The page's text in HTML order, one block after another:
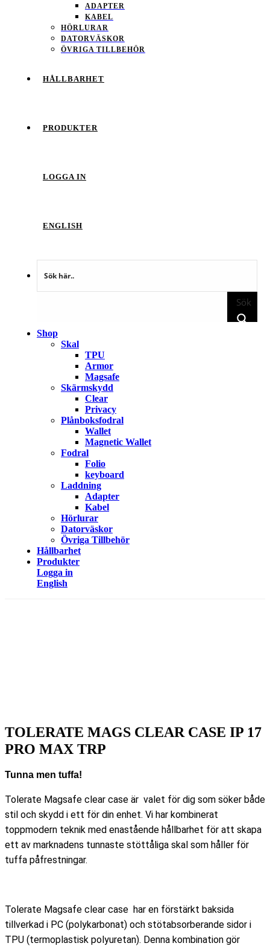
ADAPTER
KABEL
HÖRLURAR
DATORVÄSKOR
ÖVRIGA TILLBEHÖR
HÅLLBARHET
PRODUKTER
LOGGA IN
ENGLISH
Sök
Shop
Skal
TPU
Armor
Magsafe
Skärmskydd
Clear
Privacy
Plånboksfodral
Wallet
Magnetic Wallet
Fodral
Folio
keyboard
Laddning
Adapter
Kabel
Hörlurar
Datorväskor
Övriga Tillbehör
Hållbarhet
Produkter
Logga in
English
TOLERATE MAGS CLEAR CASE IP 17
PRO MAX TRP
Tunna men tuffa!
Tolerate Magsafe clear case är valet för dig som söker både
stil och skydd i ett för din enhet. Vi har kombinerat
toppmodern teknik med enastående hållbarhet för att skapa
ett av marknadens tunnaste stöttåliga skal som håller för
tuffa påfrestningar.
Tolerate Magsafe clear case har en förstärkt baksida
tillverkad i PC (polykarbonat) och stötabsorberande sidor i
TPU (termoplastisk polyuretan). Denna kombination gör